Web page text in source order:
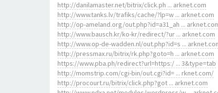
http://danilamaster.net/bitrix/click.ph ... arknet.com
http://www.tanks.lv/trafiks/cache/?lp=w ... arknet.com
http://op-ameland.org/out.php?id=a31_ah ...
http://www.bausch.kr/ko-kr/redirect/?ur ... arknet.com
http://www.op-de-wadden.nl/out.php?id=s ...
http://pressmax.ru/bitrix/rk.php?goto=h ... arknet.com
https://www.pba.ph/redirect?url=https:/ ... 3&type=tab
http://momstrip.com/cgi-bin/out.cgi?id= ... rknet.com/
http://procourt.ru/bitrix/click.php?got ... arknet.com